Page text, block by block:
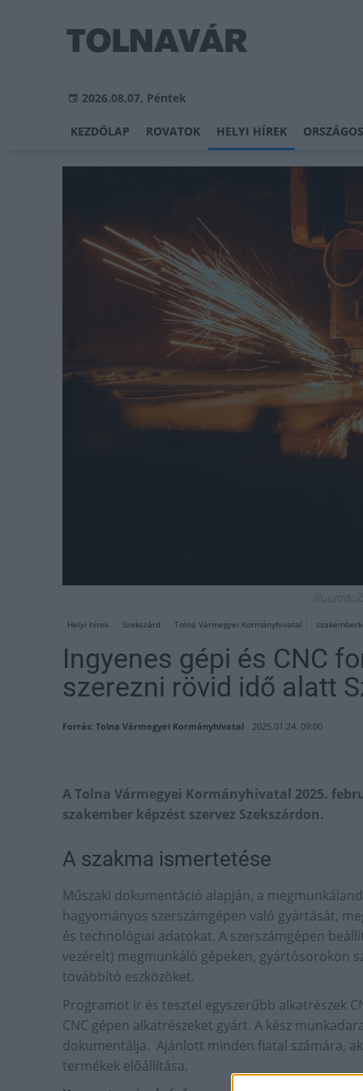
2026.08.07, Péntek
KEZDŐLAP ROVATOK HELYI HÍREK
Helyi hírek Szekszárd Tolna Vármegyei Kormányhivatal
Ingyenes gépi és CNC
szerezni rövid idő alatt
Forrás: Tolna Vármegyei Kormányhivatal 2025.01.24. 09:00
A Tolna Vármegyei Kormányhivatal 2025.
szakember képzést szervez Szekszárdon.
A szakma ismertetése
Műszaki dokumentáció alapján, a
hagyományos szerszámgépen való gyártását,
és technológiai adatokat. A szerszámgépen
vezérelt) megmunkáló gépeken, gyártósorokon
továbbító eszközöket.
Programot ír és tesztel egyszerűbb alkatrészek
CNC gépen alkatrészeket gyárt. A kész
dokumentálja. Ajánlott minden fiatal számára,
termékek előállítása.